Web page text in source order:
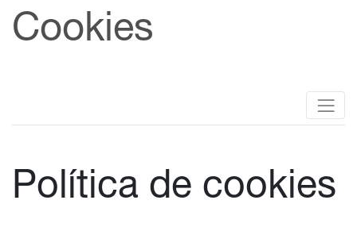
Cookies
Política de cookies